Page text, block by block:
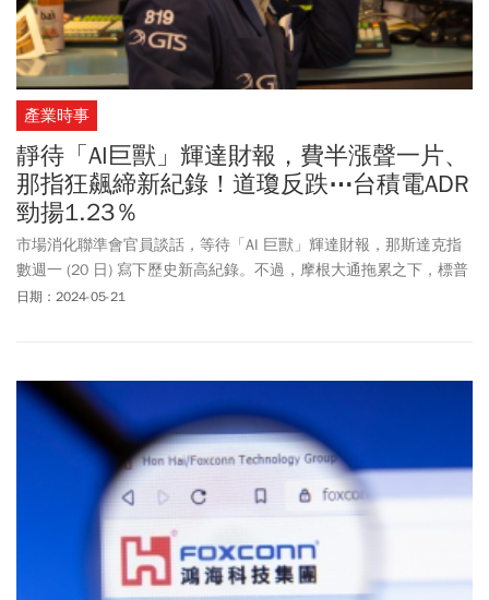
產業時事
靜待「AI巨獸」輝達財報，費半漲聲一片、
那指狂飆締新紀錄！道瓊反跌⋯台積電ADR
勁揚1.23％
市場消化聯準會官員談話，等待「AI 巨獸」輝達財報，那斯達克指
數週一 (20 日) 寫下歷史新高紀錄。不過，摩根大通拖累之下，標普
500 指數收盤近乎持平，道瓊指數較上週五創紀錄的收盤價下跌約
日期：2024-05-21